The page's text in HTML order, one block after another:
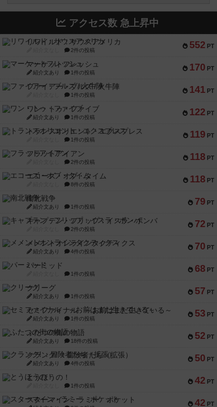
アクセス数 急上昇中
552 PT
リワイルド：サウスアメリカ
2件の投稿
170 PT
マーケットフレッシュ
紹介文あり 1件の投稿
141 PT
ファイアー・ブルズ / 火牛陣
1件の投稿
122 PT
ワン・トゥ・ファイブ
紹介文あり 1件の投稿
119 PT
トランスオリエント・エクスプレス
1件の投稿
118 PT
フラットアイアン
2件の投稿
118 PT
エコーズ・オブ・タイム
8件の投稿
79 PT
南北戦争
紹介文あり 1件の投稿
72 PT
キャプテン・フリップ：イスラ・ボンバ
2件の投稿
70 PT
メメントオンラインタクティクス
紹介文あり 4件の投稿
68 PT
パーミッド
1件の投稿
57 PT
クリーグ
紹介文あり 1件の投稿
53 PT
セミファイナル ～お前はまだ生きている～
紹介文あり 1件の投稿
52 PT
ふたつの街の物語
紹介文あり 18件の投稿
50 PT
クランク! ：冒険者たち（拡張）
紹介文あり 4件の投稿
42 PT
とうほうの！
1件の投稿
42 PT
スターマイン・ラミー ポケット